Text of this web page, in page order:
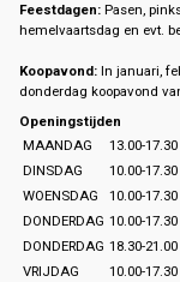
Feestdagen: Pasen,
hemelvaartsdag en evt.
Koopavond: In januari,
donderdag koopavond
Openingstijden
MAANDAG
13.00-17.30
DINSDAG
10.00-17.30
WOENSDAG
10.00-17.30
DONDERDAG 10.00-17.30
DONDERDAG 18.30-21.00
VRIJDAG
10.00-17.30